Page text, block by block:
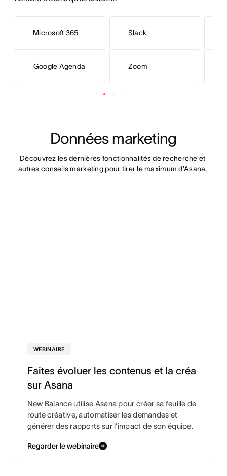
Microsoft 365
Google Agenda
Slack
Zoom
Données marketing
Découvrez les dernières fonctionnalités de recherche et
autres conseils marketing pour tirer le maximum d’Asana.
WEBINAIRE
Faites évoluer les contenus et la créa
sur Asana
New Balance utilise Asana pour créer sa feuille de
route créative, automatiser les demandes et
générer des rapports sur l’impact de son équipe.
Regarder le webinaire